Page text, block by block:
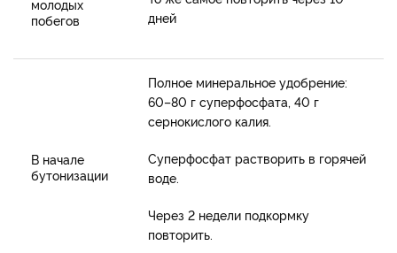
молодых
побегов
дней
В начале
бутонизации
Полное минеральное удобрение:
60–80 г суперфосфата, 40 г
сернокислого калия.
Суперфосфат растворить в горячей
воде.
Через 2 недели подкормку
повторить.